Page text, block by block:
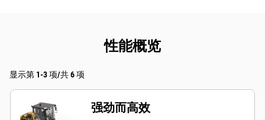
性能概览
显示第 1-3 项/共 6 项
强劲而高效